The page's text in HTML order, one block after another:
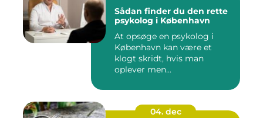
Sådan finder du den rette
psykolog i København
At opsøge en psykolog i
København kan være et
klogt skridt, hvis man
oplever men...
04. dec